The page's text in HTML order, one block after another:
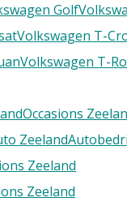
Golf
Volkswagen T-
Volkswagen T-
Occasions
Zeeland
Zeeland
Zeeland